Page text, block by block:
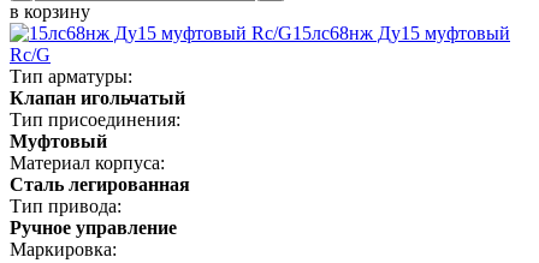
в корзину
15лс68нж Ду15 муфтовый
Rc/G
Тип арматуры:
Клапан игольчатый
Тип присоединения:
Муфтовый
Материал корпуса:
Сталь легированная
Тип привода:
Ручное управление
Маркировка: